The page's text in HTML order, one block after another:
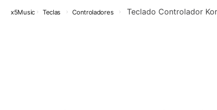
Teclas Controladores Teclado Controlador